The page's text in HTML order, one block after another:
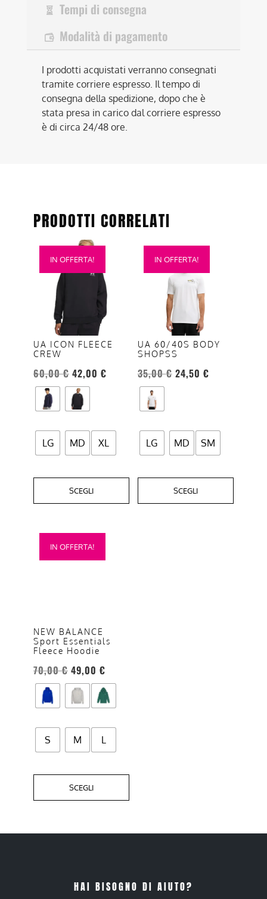
Tempi di consegna
Modalità di pagamento
I prodotti acquistati verranno consegnati
tramite corriere espresso. Il tempo di
consegna della spedizione, dopo che è
stata presa in carico dal corriere espresso
è di circa 24/48 ore.
PRODOTTI CORRELATI
IN OFFERTA!
UA ICON FLEECE
CREW
60,00€ 42,00 €
LG MD XL
SCEGLI
Questo
prodotto
varianti.
opzioni
possono
essere
scelte
nella
del
prodotto
IN OFFERTA!
UA 60/40S BODY
SHOPSS
35,00€ 24,50 €
LG MD SM
SCEGLI
Questo
prodotto
varianti.
opzioni
possono
essere
scelte
nella
del
prodotto
IN OFFERTA!
NEW BALANCE
Sport Essentials
Fleece Hoodie
70,00€ 49,00 €
S M L
SCEGLI
Questo
prodotto
opzioni
possono
essere
scelte
nella
pagina
prodotto
HAI BISOGNO DI AIUTO?